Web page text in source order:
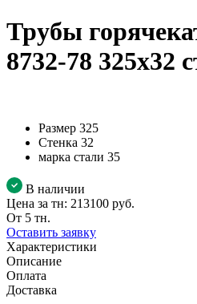
Трубы
8732-78 325x32
Размер 325
Стенка 32
марка стали 35
В наличии
Цена за тн: 213100 руб.
От 5 тн.
Оставить заявку
Характеристики
Описание
Оплата
Доставка